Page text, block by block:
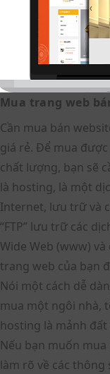
Mua trang web
Cần mua bán
giá rẻ. Để mua
chất lượng, bạn sẽ
là hosting, là một
Internet, lưu trữ và
“FTP” lưu trữ các
Wide Web (www)
trang web của bạn
Nói một cách dễ
mua một ngôi nhà,
hosting là mảnh
Nếu bạn muốn
làm rõ về các